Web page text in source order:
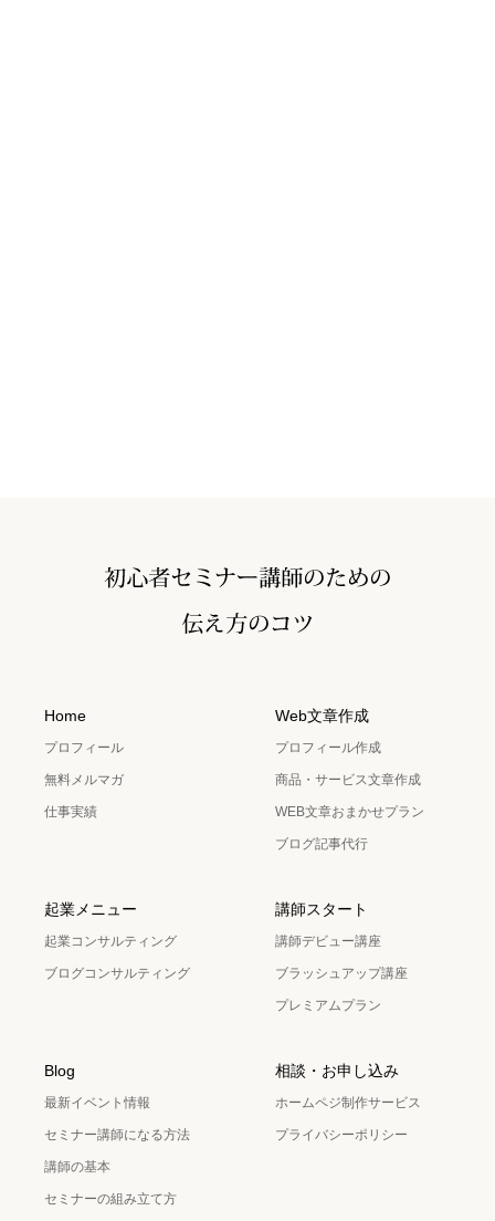
Home
プロフィール
無料メルマガ
仕事実績
Web文章作成
プロフィール作成
商品・サービス文章作成
WEB文章おまかせプラン
ブログ記事代行
起業メニュー
起業コンサルティング
ブログコンサルティング
講師スタート
講師デビュー講座
ブラッシュアップ講座
プレミアムプラン
Blog
最新イベント情報
セミナー講師になる方法
講師の基本
セミナーの組み立て方
相談・お申し込み
ホームペジ制作サービス
プライバシーポリシー